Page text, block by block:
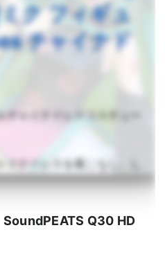
ク フィギュ
チャイナド
ャイナドレスコスチュー
ナドレスを着こなし、し
ムがとても優美な逸品で
SoundPEATS Q30 HD